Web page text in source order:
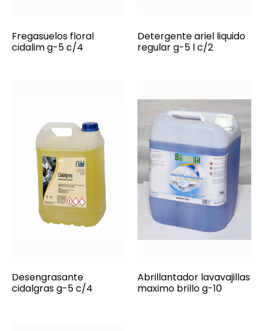
Fregasuelos floral
cidalim g-5 c/4
Detergente ariel liquido
regular g-5 l c/2
Desengrasante
cidalgras g-5 c/4
Abrillantador lavavajillas
maximo brillo g-10